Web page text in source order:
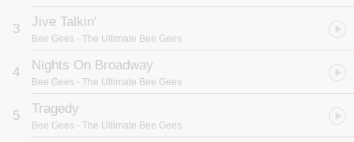
1994年入列“词曲创作名人殿堂”、1997年入列“摇滚名人殿堂”、
1997年全英音乐奖“终生成就奖”得主、2000年全美录音协会“终生成
就奖”得主、2001年入列“合唱团体名人殿堂”、2002 年受英国女皇授
与“大英帝国司令勳章”、荣获2003年葛莱美传奇奖、2006年英国Ivor
Novello音乐奖荣誉会员奖，更有超过6千位歌手团体曾翻唱过比吉斯
献。
2009年，正值比吉斯成军届满五十周年之际，Rhino厂牌推出“The
3 Jive Talkin'
Bee Gees - The Ultimate Bee Gees
4 Nights On Broadway
Bee Gees - The Ultimate Bee Gees
5 Tragedy
Bee Gees - The Ultimate Bee Gees